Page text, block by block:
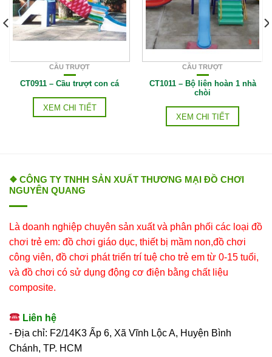
CẦU TRƯỢT
CT0911 – Cầu trượt con cá
XEM CHI TIẾT
CẦU TRƯỢT
CT1011 – Bộ liên hoàn 1 nhà
chòi
XEM CHI TIẾT
❖ CÔNG TY TNHH SẢN XUẤT THƯƠNG MẠI ĐỒ CHƠI
NGUYÊN QUANG
Là doanh nghiệp chuyên sản xuất và phân phối các loại đồ
chơi trẻ em: đồ chơi giáo dục, thiết bị mầm non,đồ chơi
công viên, đồ chơi phát triển trí tuệ cho trẻ em từ 0-15 tuổi,
và đồ chơi có sử dụng động cơ điện bằng chất liệu
composite.
Liên hệ
- Địa chỉ: F2/14K3 Ấp 6, Xã Vĩnh Lộc A, Huyện Bình
Chánh, TP. HCM